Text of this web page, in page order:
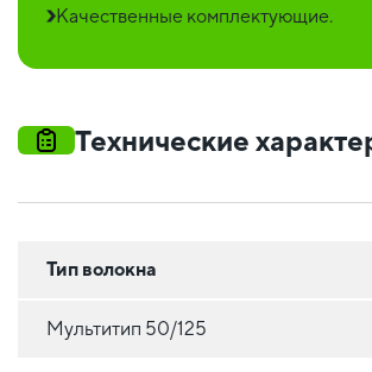
Качественные комплектующие.
Технические
Тип волокна
Мультитип 50/125